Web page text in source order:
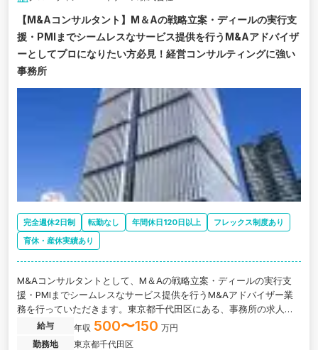
【M&Aコンサルタント】M＆Aの戦略立案・ディールの実行支
援・PMIまでシームレスなサービス提供を行うM&Aアドバイザ
ーとしてプロになりたい方必見！経営コンサルティングに強い
事務所
完全週休2日制 転勤なし 年間休日120日以上
フレックス制度あり
育休・産休実績あり
M&Aコンサルタントとして、M＆Aの戦略立案・ディールの実行支
援・PMIまでシームレスなサービス提供を行うM&Aアドバイザー業
務を行っていただきます。東京都千代田区にある、事務所の求人で
給与 年収 500〜150 万円
勤務地
東京都千代田区